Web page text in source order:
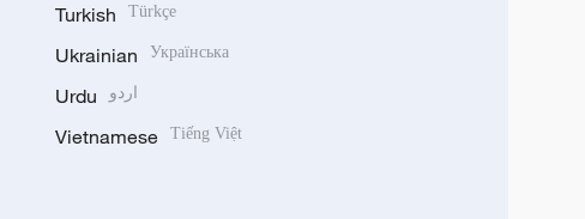
Turkish Türkçe
Ukrainian Українська
Urdu اردو
Vietnamese Tiếng Việt